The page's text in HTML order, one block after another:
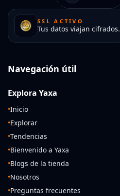
SSL ACTIVO
Tus datos viajan cifrados.
Navegación útil
Explora Yaxa
•Inicio
•Explorar
•Tendencias
•Bienvenido a Yaxa
•Blogs de la tienda
•Nosotros
•Preguntas frecuentes